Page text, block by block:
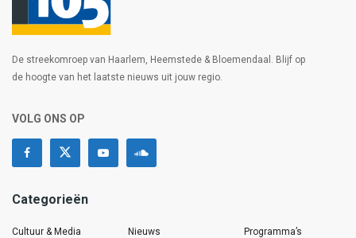
De streekomroep van Haarlem, Heemstede & Bloemendaal. Blijf op
de hoogte van het laatste nieuws uit jouw regio.
VOLG ONS OP
Categorieën
Cultuur & Media
Nieuws
Programma’s